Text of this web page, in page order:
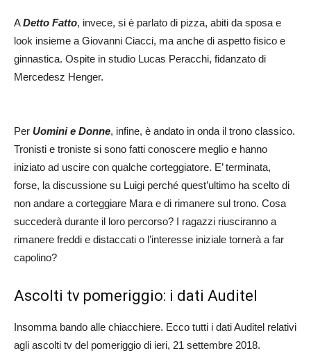
ADetto Fatto, invece, si è parlato di pizza, abiti da sposa e
look insieme a Giovanni Ciacci, ma anche di aspetto fisico e
ginnastica. Ospite in studio Lucas Peracchi, fidanzato di
Mercedesz Henger.
Per Uomini e Donne, infine, è andato in onda il trono classico.
Tronisti e troniste si sono fatti conoscere meglio e hanno
iniziato ad uscire con qualche corteggiatore. E’ terminata,
forse, la discussione su Luigi perché quest’ultimo ha scelto di
non andare a corteggiare Mara e di rimanere sul trono. Cosa
succederà durante il loro percorso? I ragazzi riusciranno a
rimanere freddi e distaccati o l’interesse iniziale tornerà a far
capolino?
Ascolti tv pomeriggio: i dati Auditel
Insomma bando alle chiacchiere. Ecco tutti i dati Auditel relativi
agli ascolti tv del pomeriggio di ieri, 21 settembre 2018.